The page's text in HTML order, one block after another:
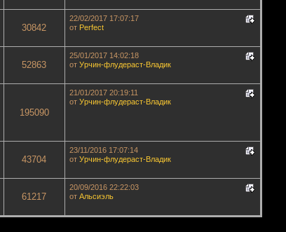
30842
22/02/2017 17:07:17
от Perfect
52863
25/01/2017 14:02:18
отУрчин-флудераст-Владик
195090
21/01/2017 20:19:11
отУрчин-флудераст-Владик
43704
23/11/2016 17:07:14
отУрчин-флудераст-Владик
61217
20/09/2016 22:22:03
отАльсиэль